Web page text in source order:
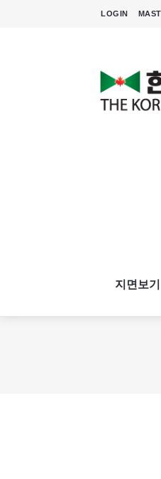
LOGIN
지면보기